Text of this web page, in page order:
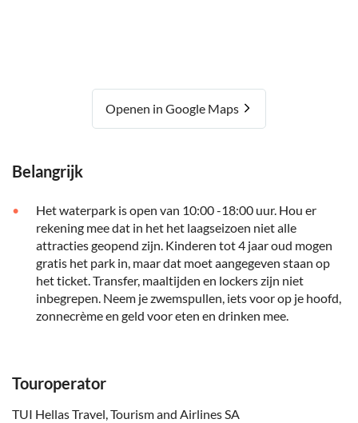
Openen in Google Maps
Belangrijk
Het waterpark is open van 10:00 -18:00 uur. Hou er
rekening mee dat in het het laagseizoen niet alle
attracties geopend zijn. Kinderen tot 4 jaar oud mogen
gratis het park in, maar dat moet aangegeven staan op
het ticket. Transfer, maaltijden en lockers zijn niet
inbegrepen. Neem je zwemspullen, iets voor op je hoofd,
zonnecrème en geld voor eten en drinken mee.
Touroperator
TUI Hellas Travel, Tourism and Airlines SA